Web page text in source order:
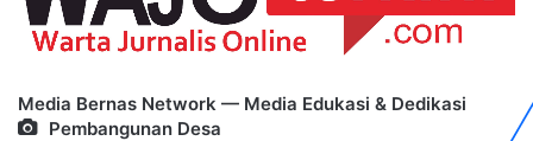
Media Bernas Network — Media Edukasi & Dedikasi
Pembangunan Desa